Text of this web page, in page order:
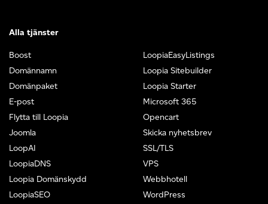
Alla tjänster
Boost
Domännamn
Domänpaket
E-post
Flytta till Loopia
Joomla
LoopAI
LoopiaDNS
Loopia Domänskydd
LoopiaSEO
LoopiaEasyListings
Loopia Sitebuilder
Loopia Starter
Microsoft 365
Opencart
Skicka nyhetsbrev
SSL/TLS
VPS
Webbhotell
WordPress